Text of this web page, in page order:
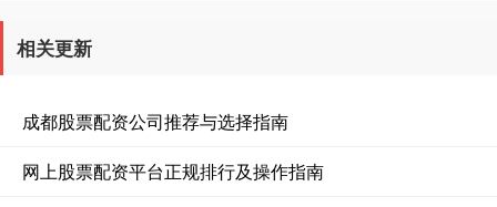
相关更新
成都股票配资公司推荐与选择指南
网上股票配资平台正规排行及操作指南